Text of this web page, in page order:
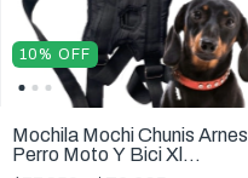
10% OFF
Mochila Mochi Chunis Arnes
Perro Moto Y Bici Xl
Especial 5,5 A 8kl